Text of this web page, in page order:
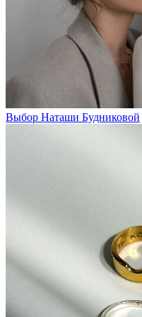
Выбор Наташи Будниковой